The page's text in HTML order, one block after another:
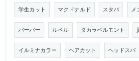
学生カット マクドナルド スタバ メ
バーバー ルベル タカラベルモント
イルミナカラー ヘアカット ヘッドスパ